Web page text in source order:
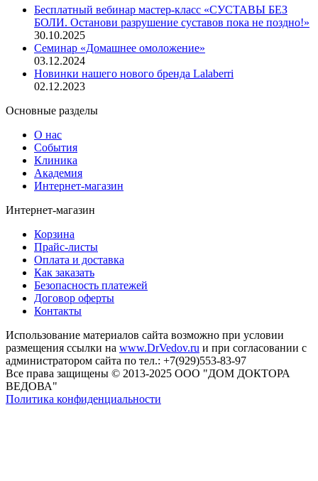
Бесплатный вебинар мастер-класс «СУСТАВЫ БЕЗ
БОЛИ. Останови разрушение суставов пока не поздно!»
30.10.2025
Семинар «Домашнее омоложение»
03.12.2024
Новинки нашего нового бренда Lalaberri
02.12.2023
Основные разделы
О нас
События
Клиника
Академия
Интернет-магазин
Интернет-магазин
Корзина
Прайс-листы
Оплата и доставка
Как заказать
Безопасность платежей
Договор оферты
Контакты
Использование материалов сайта возможно при условии
размещения ссылки на www.DrVedov.ru и при согласовании с
администратором сайта по тел.: +7(929)553-83-97
Все права защищены © 2013-2025 ООО "ДОМ ДОКТОРА
ВЕДОВА"
Политика конфиденциальности